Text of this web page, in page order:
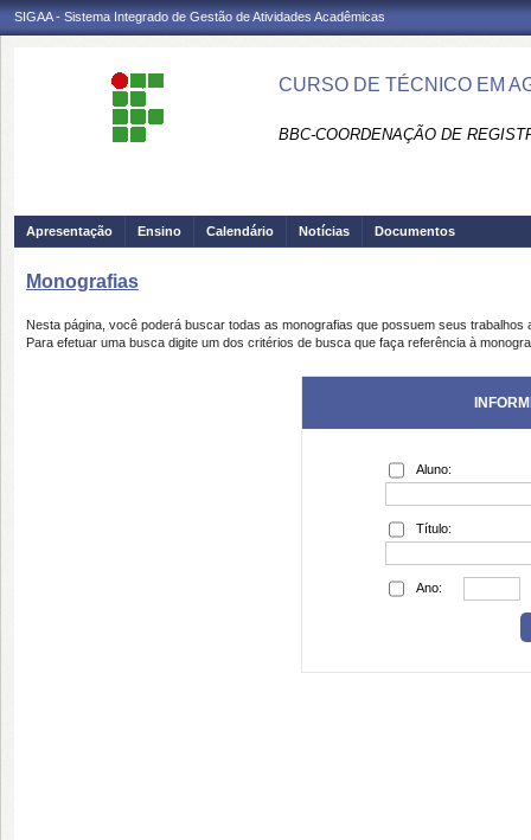
SIGAA - Sistema Integrado de Gestão de Atividades Acadêmicas
CURSO DE TÉCNICO EM
BBC-COORDENAÇÃO DE
Apresentação Ensino Calendário Notícias Documentos
Monografias
Nesta página, você poderá buscar todas as monografias que possuem seus trabalhos
Para efetuar uma busca digite um dos critérios de busca que faça referência à
Aluno:
Título:
Ano: